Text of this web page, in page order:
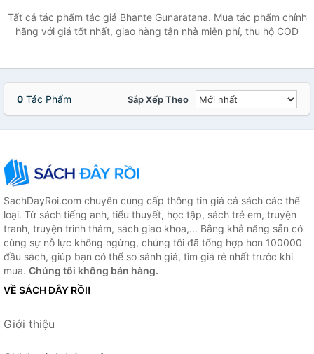
Tất cả tác phẩm tác giả Bhante Gunaratana. Mua tác phẩm chính
hãng với giá tốt nhất, giao hàng tận nhà miễn phí, thu hộ COD
0 Tác Phẩm Sắp Xếp Theo
SachDayRoi.com chuyên cung cấp thông tin giá cả sách các thể
loại. Từ sách tiếng anh, tiểu thuyết, học tập, sách trẻ em, truyện
tranh, truyện trinh thám, sách giao khoa,... Bằng khả năng sẵn có
cùng sự nỗ lực không ngừng, chúng tôi đã tổng hợp hơn 100000
đầu sách, giúp bạn có thể so sánh giá, tìm giá rẻ nhất trước khi
mua. Chúng tôi không bán hàng.
VỀ SÁCH ĐÂY RỒI!
Giới thiệu